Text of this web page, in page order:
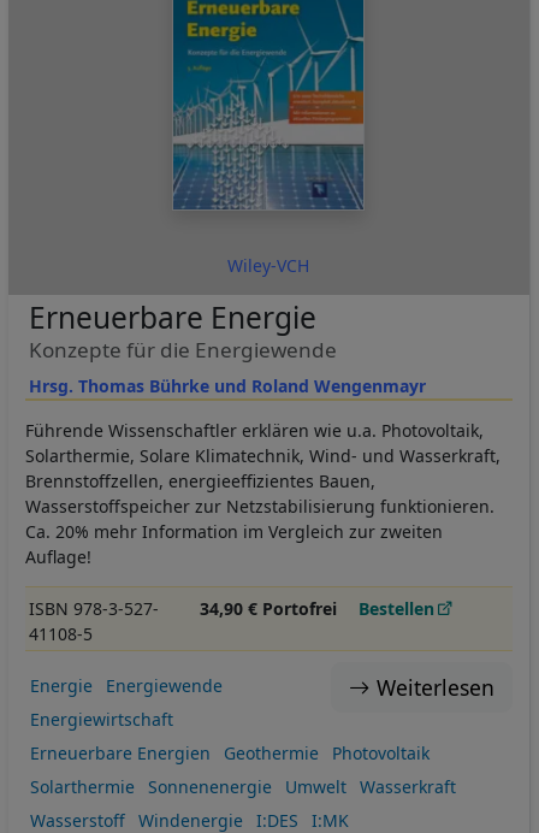
Wiley-VCH
Hrsg. Thomas Bührke und Roland Wengenmayr
Erneuerbare Energie
Konzepte für die Energiewende
Führende Wissenschaftler erklären wie u.a. Photovoltaik,
Solarthermie, Solare Klimatechnik, Wind- und Wasserkraft,
Brennstoffzellen, energieeffizientes Bauen,
Wasserstoffspeicher zur Netzstabilisierung funktionieren.
Ca. 20% mehr Information im Vergleich zur zweiten
Auflage!
ISBN 978-3-527-
41108-5
34,90 € Portofrei Bestellen
Weiterlesen
Energie
Energiewende
Energiewirtschaft
Erneuerbare Energien
Geothermie
Photovoltaik
Solarthermie
Sonnenenergie Umwelt
Wasserkraft
Wasserstoff
Windenergie I:DES I:MK